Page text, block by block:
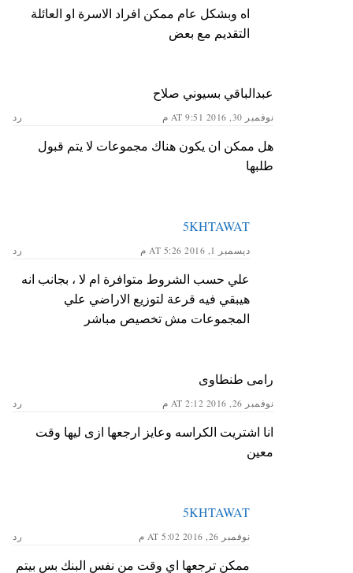
اه وبشكل عام ممكن افراد الاسرة او العائلة
التقديم مع بعض
عبدالباقي بسيوني صلاح
نوفمبر 30, 2016 AT 9:51 م رد
هل ممكن ان يكون هناك مجموعات لا يتم قبول
طلبها
5KHTAWAT
ديسمبر 1, 2016 AT 5:26 م رد
علي حسب الشروط متوافرة ام لا ، بجانب انه
هيبقي فيه قرعة لتوزيع الاراضي علي
المجموعات مش تخصيص مباشر
رامى طنطاوى
نوفمبر 26, 2016 AT 2:12 م رد
انا اشتريت الكراسه وعايز ارجعها ازى ليها وقت
معين
5KHTAWAT
نوفمبر 26, 2016 AT 5:02 م رد
ممكن ترجعها اي وقت من نفس البنك بس بيتم